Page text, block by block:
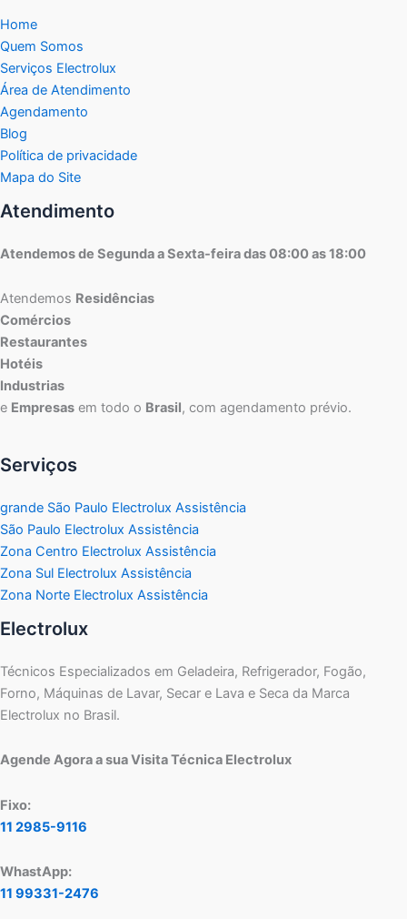
Home
Quem Somos
Serviços Electrolux
Área de Atendimento
Agendamento
Blog
Política de privacidade
Mapa do Site
Atendimento
Atendemos de Segunda a Sexta-feira das 08:00 as 18:00
Atendemos Residências
Comércios
Restaurantes
Hotéis
Industrias
e Empresas em todo o Brasil, com agendamento prévio.
Serviços
grande São Paulo Electrolux Assistência
São Paulo Electrolux Assistência
Zona Centro Electrolux Assistência
Zona Sul Electrolux Assistência
Zona Norte Electrolux Assistência
Electrolux
Técnicos Especializados em Geladeira, Refrigerador, Fogão,
Forno, Máquinas de Lavar, Secar e Lava e Seca da Marca
Electrolux no Brasil.
Agende Agora a sua Visita Técnica Electrolux
Fixo:
11 2985-9116
WhastApp:
11 99331-2476